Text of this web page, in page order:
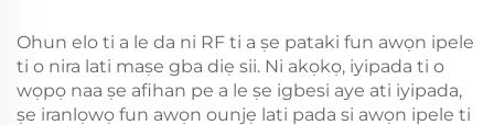
Ohun elo ti a le da ni RF ti a ṣe pataki fun awọn ipele
ti o nira lati maṣe gba diẹ sii. Ni akọkọ, iyipada ti o
wọpọ naa ṣe afihan pe a le ṣe igbesi aye ati iyipada,
ṣe iranlọwọ fun awọn ounjẹ lati pada si awọn ipele ti